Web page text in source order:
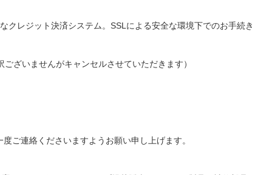
レジット決済システム。SSLによる安全な環境下でのお手続き
ざいませんがキャンセルさせていただきます）
ご連絡くださいますようお願い申し上げます。